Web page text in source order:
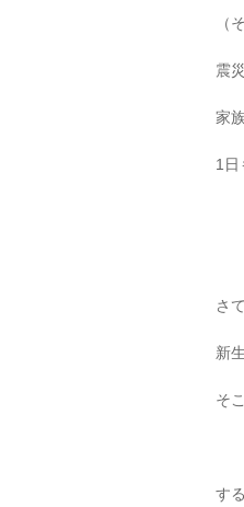
（
震
家
1日
さ
新
そ
す